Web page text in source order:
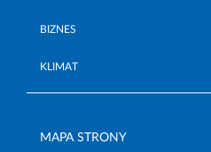
BIZNES
KLIMAT
MAPA STRONY